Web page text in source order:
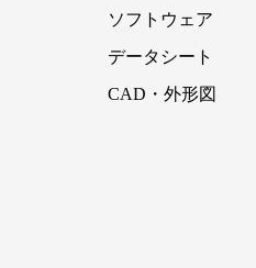
ソフトウェア
データシート
CAD・外形図